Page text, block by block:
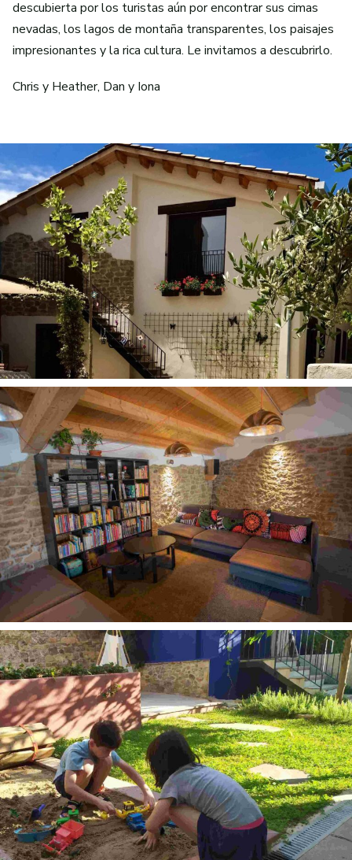
descubierta por los turistas aún por encontrar sus cimas
nevadas, los lagos de montaña transparentes, los paisajes
impresionantes y la rica cultura. Le invitamos a descubrirlo.
Chris y Heather, Dan y Iona